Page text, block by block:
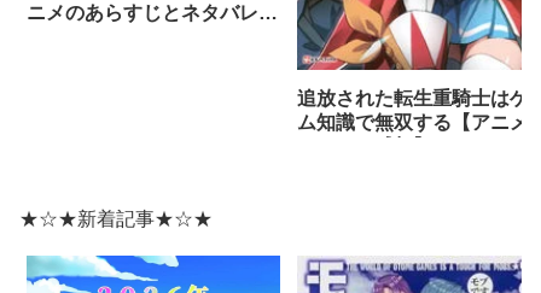
ニメのあらすじとネタバレ感
追放された転生重騎士はゲ
ム知識で無双する【アニメ
★☆★新着記事★☆★